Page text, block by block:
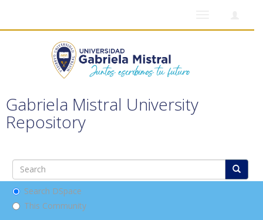
Gabriela Mistral University
Repository
Search DSpace
This Community